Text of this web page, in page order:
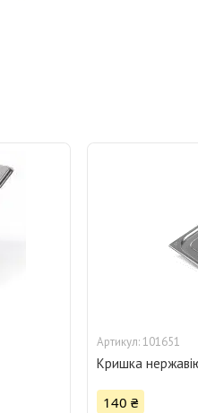
101651
Кришка
140 ₴